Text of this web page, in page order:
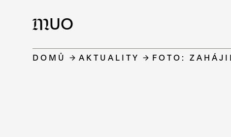
MUO
DOMŮ AKTUALITY FOTO: